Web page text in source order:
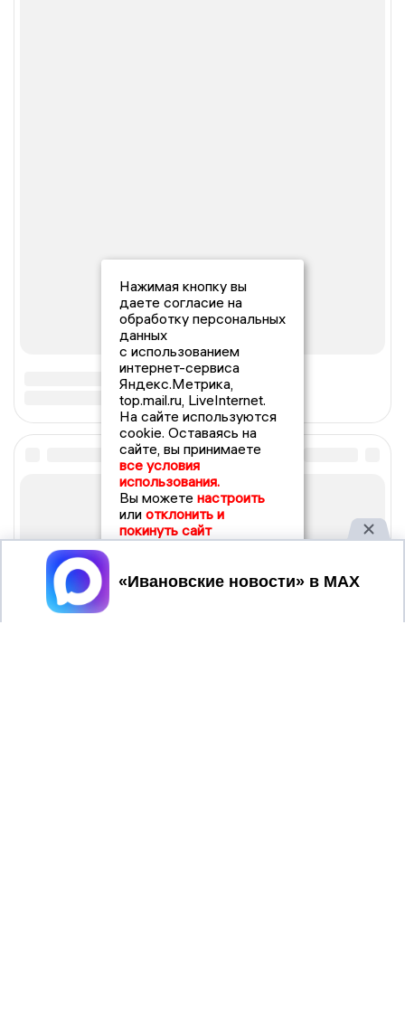
Нажимая кнопку вы
даете согласие на
обработку персональных
данных
с использованием
интернет-сервиса
Яндекс.Метрика,
top.mail.ru, LiveInternet.
На сайте используются
cookie. Оставаясь на
сайте, вы принимаете
все условия
использования.
Вы можете настроить
или отклонить и
покинуть сайт
Принять